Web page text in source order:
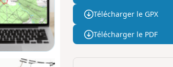
Télécharger le GPX
Télécharger le PDF